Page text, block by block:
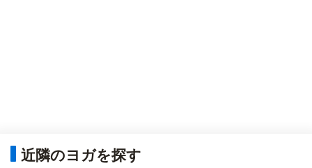
近隣のヨガを探す